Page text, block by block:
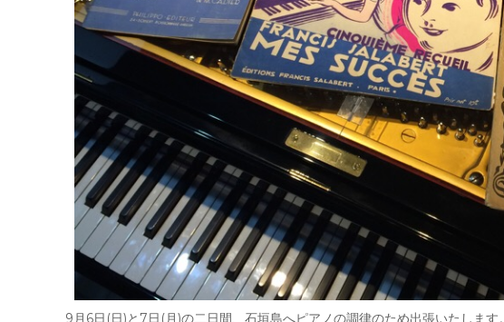
9月6日(日)と7日(月)の二日間、石垣島へピアノの調律のため出張いたします。